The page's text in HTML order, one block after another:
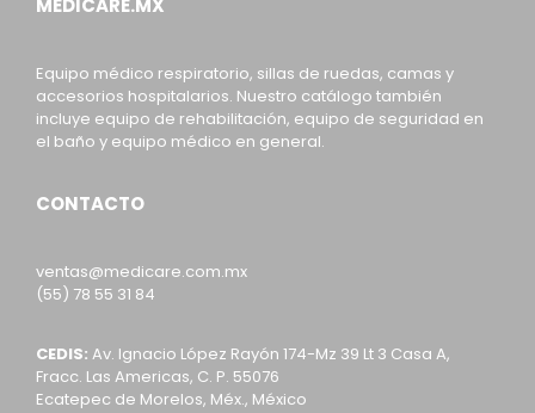
MEDICARE.MX
Equipo médico respiratorio, sillas de ruedas, camas y
accesorios hospitalarios. Nuestro catálogo también
incluye equipo de rehabilitación, equipo de seguridad en
el baño y equipo médico en general.
CONTACTO
ventas@medicare.com.mx
(55) 78 55 31 84
CEDIS: Av. Ignacio López Rayón 174-Mz 39 Lt 3 Casa A,
Fracc. Las Americas, C. P. 55076
Ecatepec de Morelos, Méx., México